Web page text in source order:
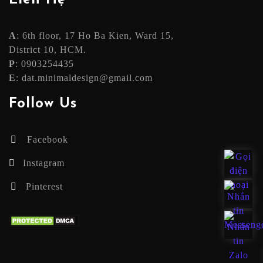
A: 6th floor, 17 Ho Ba Kien, Ward 15,
District 10, HCM.
P: 0903254435
E: dat.minimaldesign@gmail.com
Follow Us
Facebook
Instagram
Pinterest